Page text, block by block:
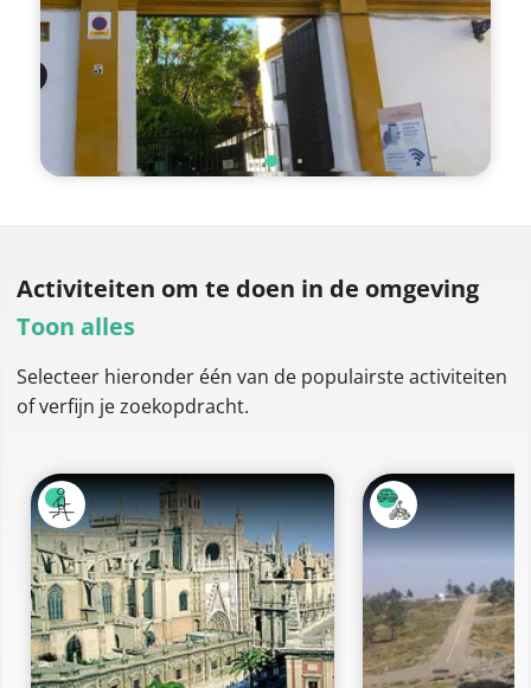
Activiteiten om te doen in de omgeving
Toon alles
Selecteer hieronder één van de populairste activiteiten
of verfijn je zoekopdracht.